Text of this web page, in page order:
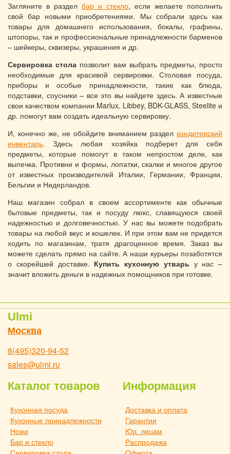
Загляните в раздел бар и стекло, если желаете пополнить
свой бар новыми приобретениями. Мы собрали здесь как
товары для домашнего использования, бокалы, графины,
штопоры, так и профессиональные принадлежности барменов
– шейкеры, сквизеры, украшения и др.
Сервировка стола позволит вам выбрать предметы, просто
необходимые для красивой сервировки. Столовая посуда,
приборы и особые принадлежности, такие как блюда,
подставки, соусники – все это вы найдете здесь. А известные
свои качеством компании Marlux, Libbey, BDK-GLASS, Steelite и
др. помогут вам создать идеальную сервировку.
И, конечно же, не обойдите вниманием раздел кондитерский
инвентарь. Здесь любая хозяйка подберет для себя
предметы, которые помогут в таком непростом деле, как
выпечка. Противни и формы, лопатки, скалки и многое другое
от известных производителей Италии, Германии, Франции,
Бельгии и Нидерландов.
Наш магазин собрал в своем ассортименте как обычные
бытовые предметы, так и посуду люкс, славящуюся своей
надежностью и долговечностью. У нас вы можете подобрать
товары на любой вкус и кошелек. И при этом вам не придется
ходить по магазинам, тратя драгоценное время. Заказ вы
можете сделать прямо на сайте. А наши курьеры позаботятся
о скорейшей доставке. Купить кухонную утварь у нас –
значит вложить деньги в надежных помощников при готовке.
Ulmi
Москва
8(495)320-94-52
sales@ulmi.ru
Каталог товаров
Кухонная посуда
Кухонные принадлежности
Ножи
Бар и стекло
Информация
Доставка и оплата
Гарантии
Юр. лицам
Распродажа